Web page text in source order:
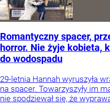
Romantyczny spacer,
horror. Nie żyje kobieta,
do wodospadu
29-letnia Hannah wyruszyła
na spacer. Towarzyszyły im
nie spodziewał się, że